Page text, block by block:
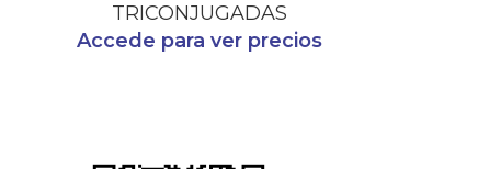
TRICONJUGADAS
Accede para ver precios